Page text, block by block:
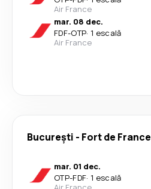
Air France
mar. 08 dec.
FDF-OTP· 1 escală
Air France
București - Fort de France
mar. 01 dec.
OTP-FDF· 1 escală